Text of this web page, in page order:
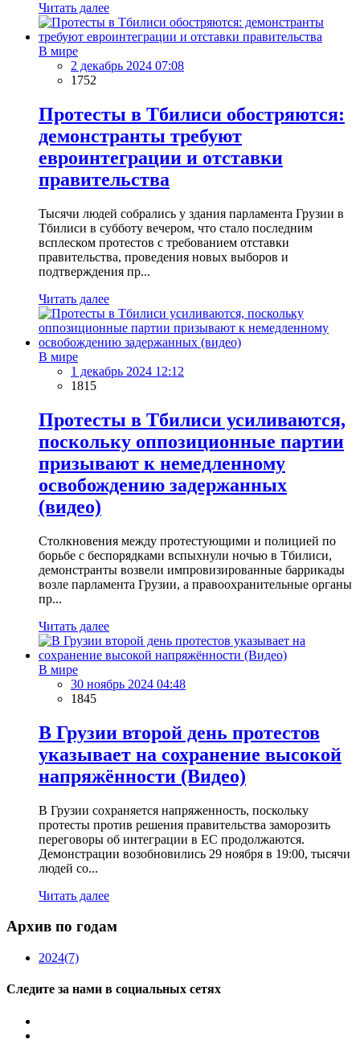
Читать далее
В мире
2 декабрь 2024 07:08
1752
Протесты в Тбилиси обостряются:
демонстранты требуют
евроинтеграции и отставки
правительства
Тысячи людей собрались у здания парламента Грузии в
Тбилиси в субботу вечером, что стало последним
всплеском протестов с требованием отставки
правительства, проведения новых выборов и
подтверждения пр...
Читать далее
В мире
1 декабрь 2024 12:12
1815
Протесты в Тбилиси усиливаются,
поскольку оппозиционные партии
призывают к немедленному
освобождению задержанных
(видео)
Столкновения между протестующими и полицией по
борьбе с беспорядками вспыхнули ночью в Тбилиси,
демонстранты возвели импровизированные баррикады
возле парламента Грузии, а правоохранительные органы
пр...
Читать далее
В мире
30 ноябрь 2024 04:48
1845
В Грузии второй день протестов
указывает на сохранение высокой
напряжённости (Видео)
В Грузии сохраняется напряженность, поскольку
протесты против решения правительства заморозить
переговоры об интеграции в ЕС продолжаются.
Демонстрации возобновились 29 ноября в 19:00, тысячи
людей со...
Читать далее
Архив по годам
2024(7)
Следите за нами в социальных сетях